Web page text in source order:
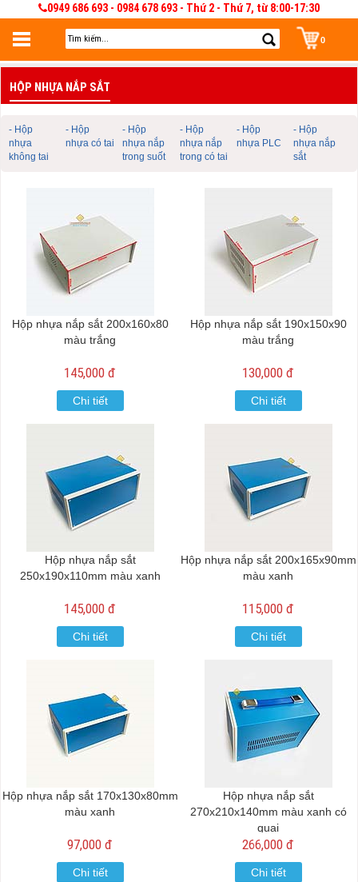
0949 686 693 - 0984 678 693 - Thứ 2 - Thứ 7, từ 8:00-17:30
0
Đăng nhập
Đăng nhập để lưu giỏ hàng 30 ngày. Có thể sửa và quản lý giỏ hàng và đơn
hàng
HỘP NHỰA NẮP SẮT
- Hộp
nhựa
không tai
- Hộp
nhựa có tai
- Hộp
nhựa nắp
trong suốt
- Hộp
nhựa nắp
trong có tai
- Hộp
nhựa PLC
- Hộp
nhựa nắp
sắt
Hộp nhựa nắp sắt 200x160x80
màu trắng
145,000 đ
Chi tiết
Hộp nhựa nắp sắt 190x150x90
màu trắng
130,000 đ
Chi tiết
Hộp nhựa nắp sắt
250x190x110mm màu xanh
145,000 đ
Chi tiết
Hộp nhựa nắp sắt 200x165x90mm
màu xanh
115,000 đ
Chi tiết
Hộp nhựa nắp sắt 170x130x80mm
màu xanh
97,000 đ
Chi tiết
Hộp nhựa nắp sắt
270x210x140mm màu xanh có
quai
266,000 đ
Chi tiết